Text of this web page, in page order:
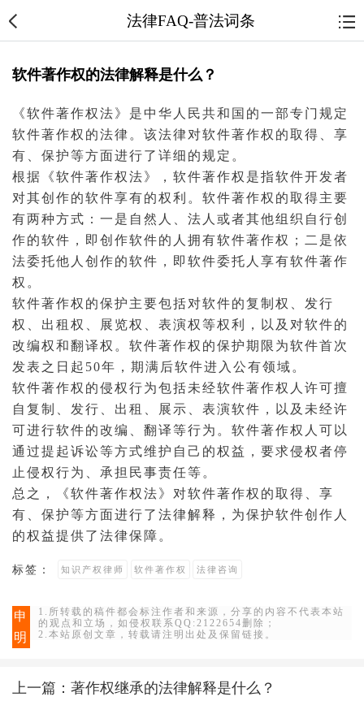
法律FAQ-普法词条
软件著作权的法律解释是什么？
《软件著作权法》是中华人民共和国的一部专门规定
软件著作权 的法律。该法律对软件著作权的取得、享
有、保护等方面进行了详细的规定。
根据《软件著作权法》，软件著作权是指软件开发者
对其创作的软件享有的权利。软件著作权的取得主要
有两种方式：一是 自然人 、法人或者其他组织自行创
作的软件，即创作软件的人拥有软件著作权；二是依
法委托他人创作的软件，即软件委托人享有软件著作
权。
软件著作权的保护主要包括对软件的复制权、发行
权、出租权、展览权、表演权等权利，以及对软件的
改编权和翻译权。软件著作权的保护期限为软件首次
发表之日起50年，期满后软件进入公有领域。
软件著作权的侵权行为包括未经软件著作权人许可擅
自复制、发行、出租、展示、表演软件，以及未经许
可进行软件的改编、翻译等行为。软件著作权人可以
通过提起诉讼等方式维护自己的权益，要求侵权者停
止侵权行为、承担 民事责任等。
总之，《软件著作权法》对软件著作权的取得、享
有、保护等方面进行了法律解释，为保护软件创作人
的权益提供了法律保障。
标签： 知识产权律师 软件著作权 法律咨询
申
明
1.所转载的稿件都会标注作者和来源，分享的内容不代表本站
的观点和立场，如侵权联系QQ:2122654删除；
2.本站原创文章，转载请注明出处及保留链接。
上一篇：著作权继承的法律解释是什么？